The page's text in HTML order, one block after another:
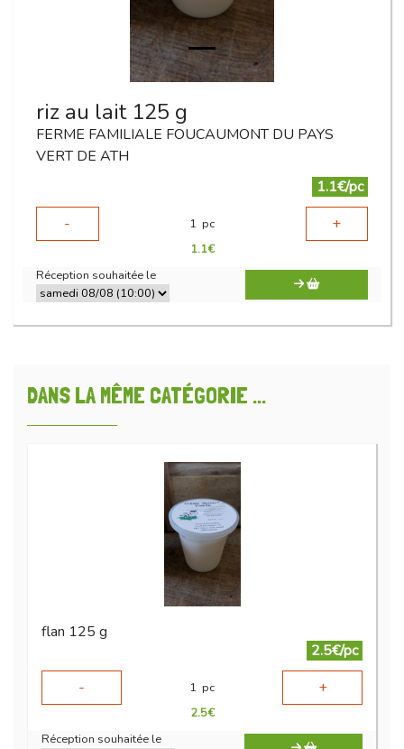
riz au lait 125 g
FERME FAMILIALE FOUCAUMONT DU PAYS
VERT DE ATH
1.1€/pc
-
1 pc +
1.1€
Réception souhaitée le
DANS LA MÊME CATÉGORIE ...
flan 125 g
2.5€/pc
-
1 pc +
2.5€
Réception souhaitée le